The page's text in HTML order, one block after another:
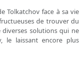
Tolkatchov face à sa vie
de trouver du
diverses solutions qui ne
le laissant encore plus